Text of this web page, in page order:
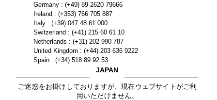
Germany : (+49) 89 2620 79666
Ireland : (+353) 766 705 887
Italy : (+39) 047 48 61 000
Switzerland : (+41) 215 60 61 10
Netherlands : (+31) 202 990 787
United Kingdom : (+44) 203 636 9222
Spain : (+34) 518 89 92 53
JAPAN
ご迷惑をお掛けしておりますが、現在ウェブサイトがご利
用いただけません。